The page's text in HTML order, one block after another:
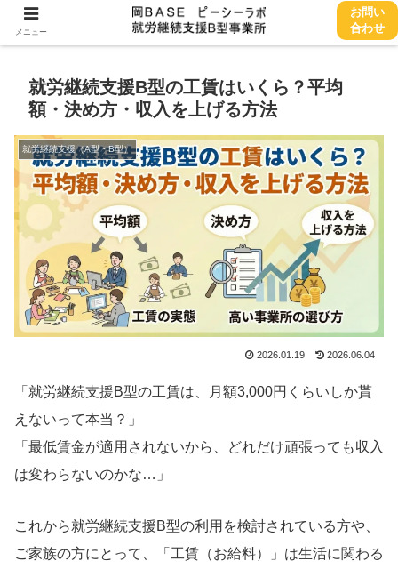
パソコンの無料回収をお探しの方はこちら
就労継続支援B型の工賃はいくら？平均
額・決め方・収入を上げる方法
就労継続支援（A型・B型）
2026.01.19 2026.06.04
「就労継続支援B型の工賃は、月額3,000円くらいしか貰
えないって本当？」
「最低賃金が適用されないから、どれだけ頑張っても収入
は変わらないのかな…」
これから就労継続支援B型の利用を検討されている方や、
ご家族の方にとって、「工賃（お給料）」は生活に関わる
メニュー
お問い
合わせ